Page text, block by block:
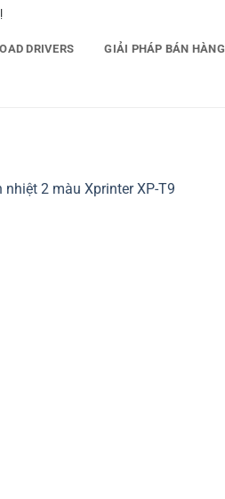
DRIVERS GIẢI PHÁP BÁN HÀNG
2 màu Xprinter XP-T9